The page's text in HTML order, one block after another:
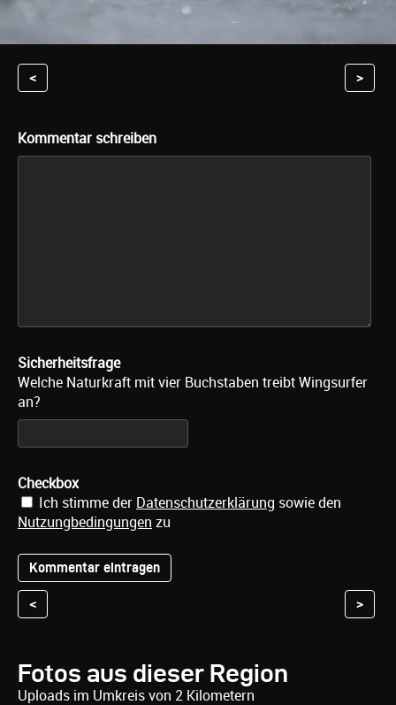
< >
Kommentar schreiben
Sicherheitsfrage
Welche Naturkraft mit vier Buchstaben treibt Wingsurfer
an?
Checkbox
Ich stimme der Datenschutzerklärung sowie den
Nutzungbedingungen zu
< >
Fotos aus dieser Region
Uploads im Umkreis von 2 Kilometern